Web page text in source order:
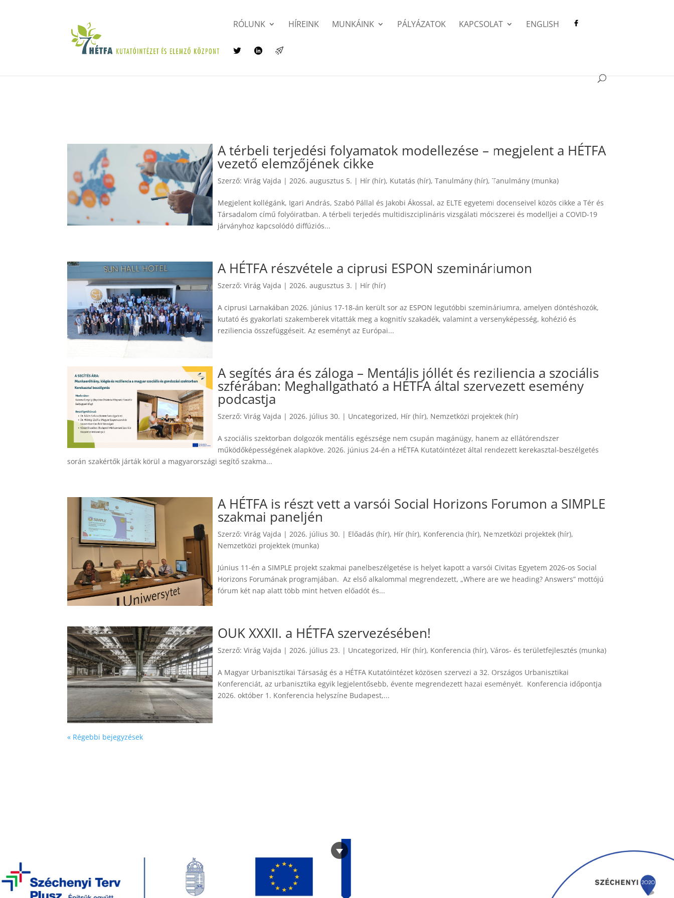
RÓLUNK HÍREINK MUNKÁINK PÁLYÁZATOK KAPCSOLAT ENGLISH
A térbeli terjedési folyamatok modellezése – megjelent a HÉTFA
vezető elemzőjének cikke
Szerző:Virág Vajda |2026. augusztus 5. | Hír (hír), Kutatás (hír),Tanulmány (hír),Tanulmány (munka)
Megjelent kollégánk, Igari András, Szabó Pállal és Jakobi Ákossal, az ELTE egyetemi docenseivel közös cikke a Tér és
Társadalom című folyóiratban. A térbeli terjedés multidiszciplináris vizsgálati módszerei és modelljei a COVID-19
járványhoz kapcsolódó diffúziós...
A HÉTFA részvétele a ciprusi ESPON szemináriumon
Szerző:Virág Vajda |2026. augusztus 3. | Hír (hír)
A ciprusi Larnakában 2026. június 17-18-án került sor az ESPON legutóbbi szemináriumra, amelyen döntéshozók,
kutató és gyakorlati szakemberek vitatták meg a kognitív szakadék, valamint a versenyképesség, kohézió és
reziliencia összefüggéseit. Az eseményt az Európai...
A segítés ára és záloga – Mentális jóllét és reziliencia a szociális
szférában: Meghallgatható a HÉTFA által szervezett esemény
podcastja
Szerző:Virág Vajda |2026. július 30. | Uncategorized, Hír (hír), Nemzetközi projektek (hír)
A szociális szektorban dolgozók mentális egészsége nem csupán magánügy, hanem az ellátórendszer
működőképességének alapköve. 2026. június 24-én a HÉTFA Kutatóintézet által rendezett kerekasztal-beszélgetés
során szakértők járták körül a magyarországi segítő szakma...
A HÉTFA is részt vett a varsói Social Horizons Forumon a SIMPLE
szakmai paneljén
Szerző:Virág Vajda |2026. július 30. | Előadás (hír), Hír (hír), Konferencia (hír), Nemzetközi projektek (hír),
Nemzetközi projektek (munka)
Június 11-én a SIMPLE projekt szakmai panelbeszélgetése is helyet kapott a varsói Civitas Egyetem 2026-os Social
Horizons Forumának programjában. Az első alkalommal megrendezett, „Where are we heading? Answers” mottójú
fórum két nap alatt több mint hetven előadót és...
OUK XXXII. a HÉTFA szervezésében!
Szerző:Virág Vajda |2026. július 23. | Uncategorized, Hír (hír), Konferencia (hír),Város- és területfejlesztés (munka)
A Magyar Urbanisztikai Társaság és a HÉTFA Kutatóintézet közösen szervezi a 32. Országos Urbanisztikai
Konferenciát, az urbanisztika egyik legjelentősebb, évente megrendezett hazai eseményét. Konferencia időpontja
2026. október 1. Konferencia helyszíne Budapest,...
« Régebbi bejegyzések